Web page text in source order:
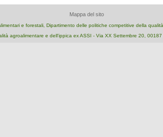
Mappa del sito
e forestali, Dipartimento delle politiche competitive della
agroalimentare e dell'ippica ex ASSI - Via XX Settembre 20, 00187